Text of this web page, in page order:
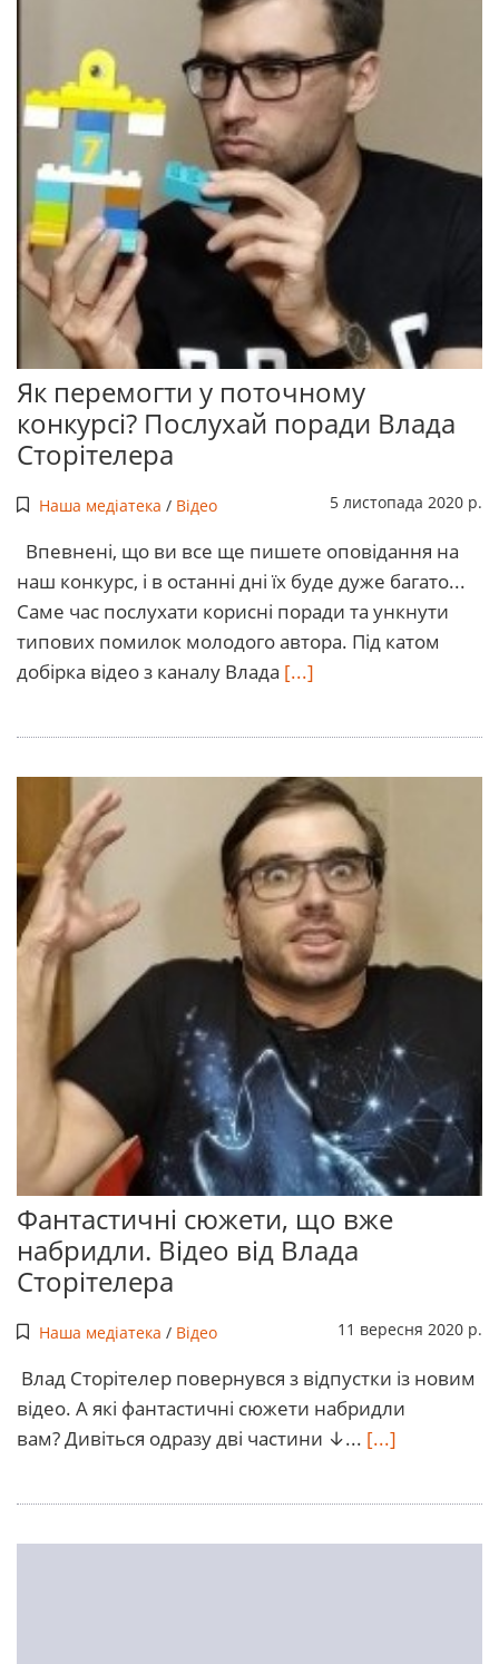
Як перемогти у поточному
конкурсі? Послухай поради Влада
Сторітелера
Наша медіатека / Відео 5 листопада 2020 р.
Впевнені, що ви все ще пишете оповідання на
наш конкурс, і в останні дні їх буде дуже багато...
Саме час послухати корисні поради та ункнути
типових помилок молодого автора. Під катом
добірка відео з каналу Влада [...]
Фантастичні сюжети, що вже
набридли. Відео від Влада
Сторітелера
Наша медіатека / Відео 11 вересня 2020 р.
Влад Сторітелер повернувся з відпустки із новим
відео. А які фантастичні сюжети набридли
вам? Дивіться одразу дві частини ↓... [...]